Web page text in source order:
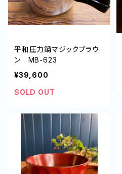
平和圧力鍋マジックブラウ
ン MB-623
¥39,600
SOLD OUT